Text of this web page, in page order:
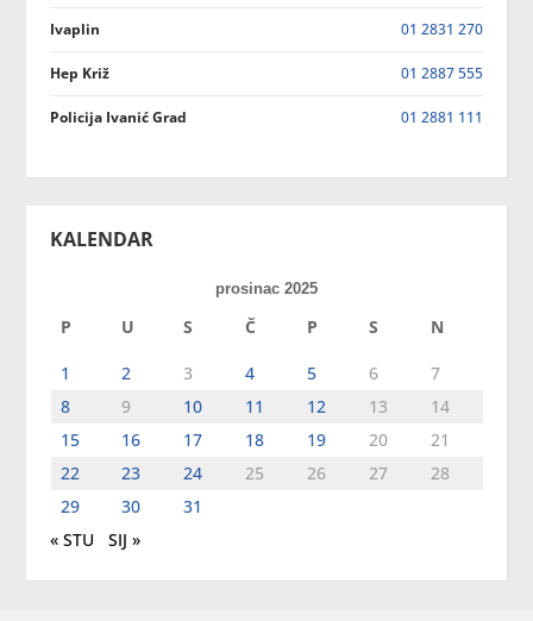
Ivaplin 01 2831 270
Hep Križ 01 2887 555
Policija Ivanić Grad 01 2881 111
KALENDAR
prosinac 2025
P U S Č P S N
1 2 3 4 5 6
7
8
9 10 11 12 13
14
15
16 17 18 19 20
21
22
23 24 25 26 27
28
29
30
31
« STU
SIJ »